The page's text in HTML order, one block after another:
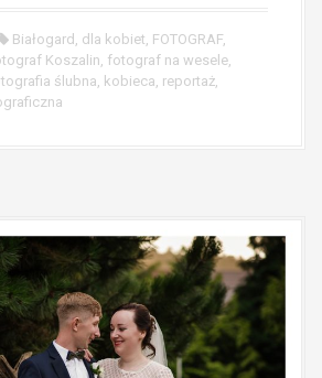
Białogard , dla kobiet, FOTOGRAF,
Koszalin, fotograf na wesele,
ślubna, kobieca, reportaż,